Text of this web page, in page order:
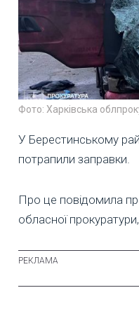
Фото: Харківська
У Берестинському
потрапили заправки.
Про це повідомила
обласної